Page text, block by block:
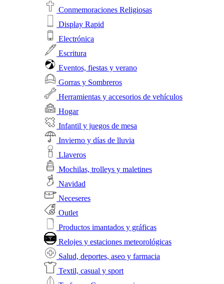
Conmemoraciones Religiosas
Display Rapid
Electrónica
Escritura
Eventos, fiestas y verano
Gorras y Sombreros
Herramientas y accesorios de vehículos
Hogar
Infantil y juegos de mesa
Invierno y días de lluvia
Llaveros
Mochilas, trolleys y maletines
Navidad
Neceseres
Outlet
Productos imantados y gráficas
Relojes y estaciones meteorológicas
Salud, deportes, aseo y farmacia
Textil, casual y sport